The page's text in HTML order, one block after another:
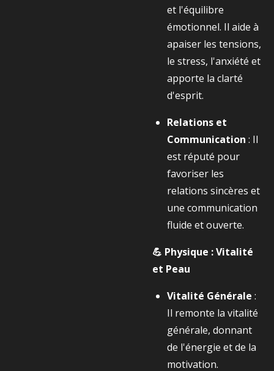
et l'équilibre
émotionnel. Il aide à
apaiser les tensions,
le stress, l'anxiété et
apporte la clarté
d'esprit.
Relations et
Communication : Il
est réputé pour
favoriser les
relations sincères et
une communication
fluide et ouverte.
💪 Physique : Vitalité
et Peau
Vitalité Générale :
Il remonte la vitalité
générale, donnant
de l'énergie et de la
motivation.